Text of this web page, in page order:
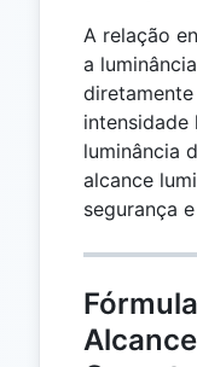
A relação
a
intensidade
luminância
alcance
segurança